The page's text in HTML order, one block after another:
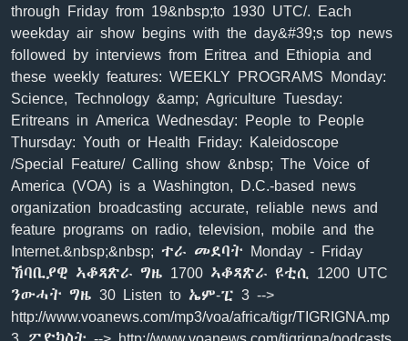
through Friday from 19&nbsp;to 1930 UTC/. Each
weekday air show begins with the day&#39;s top news
followed by interviews from Eritrea and Ethiopia and
these weekly features: WEEKLY PROGRAMS Monday:
Science, Technology &amp; Agriculture Tuesday:
Eritreans in America Wednesday: People to People
Thursday: Youth or Health Friday: Kaleidoscope
/Special Feature/ Calling show &nbsp; The Voice of
America (VOA) is a Washington, D.C.-based news
organization broadcasting accurate, reliable news and
feature programs on radio, television, mobile and the
Internet.&nbsp;&nbsp; ተራ መደባት Monday - Friday
ኸባቢያዊ ኣቆጻጽራ ግዜ 1700 ኣቆጻጽራ ዩቲሲ 1200 UTC
ንውሓት ግዜ 30 Listen to ኤም-ፒ 3 -->
http://www.voanews.com/mp3/voa/africa/tigr/TIGRIGNA.mp